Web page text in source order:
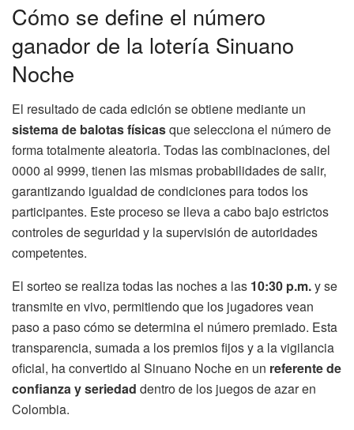
Cómo se define el número
ganador de la lotería Sinuano
Noche
El resultado de cada edición se obtiene mediante un
sistema de balotas físicasque selecciona el número de
forma totalmente aleatoria. Todas las combinaciones, del
0000 al 9999, tienen las mismas probabilidades de salir,
garantizando igualdad de condiciones para todos los
participantes. Este proceso se lleva a cabo bajo estrictos
controles de seguridad y la supervisión de autoridades
competentes.
El sorteo se realiza todas las noches a las 10:30 p.m.y se
transmite en vivo, permitiendo que los jugadores vean
paso a paso cómo se determina el número premiado. Esta
transparencia, sumada a los premios fijos y a la vigilancia
oficial, ha convertido al Sinuano Noche en un referente de
confianza y seriedad dentro de los juegos de azar en
Colombia.